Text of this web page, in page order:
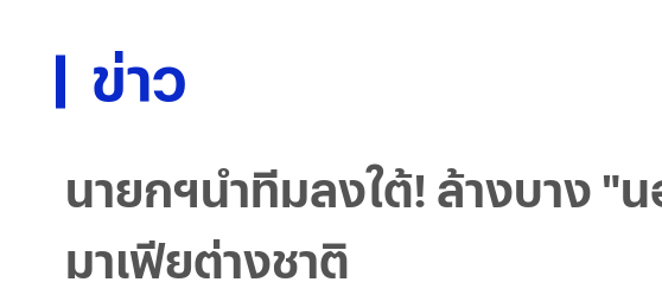
ข่าว
นายกฯนำทีมลงใต้! ล้างบาง "
มาเฟียต่างชาติ